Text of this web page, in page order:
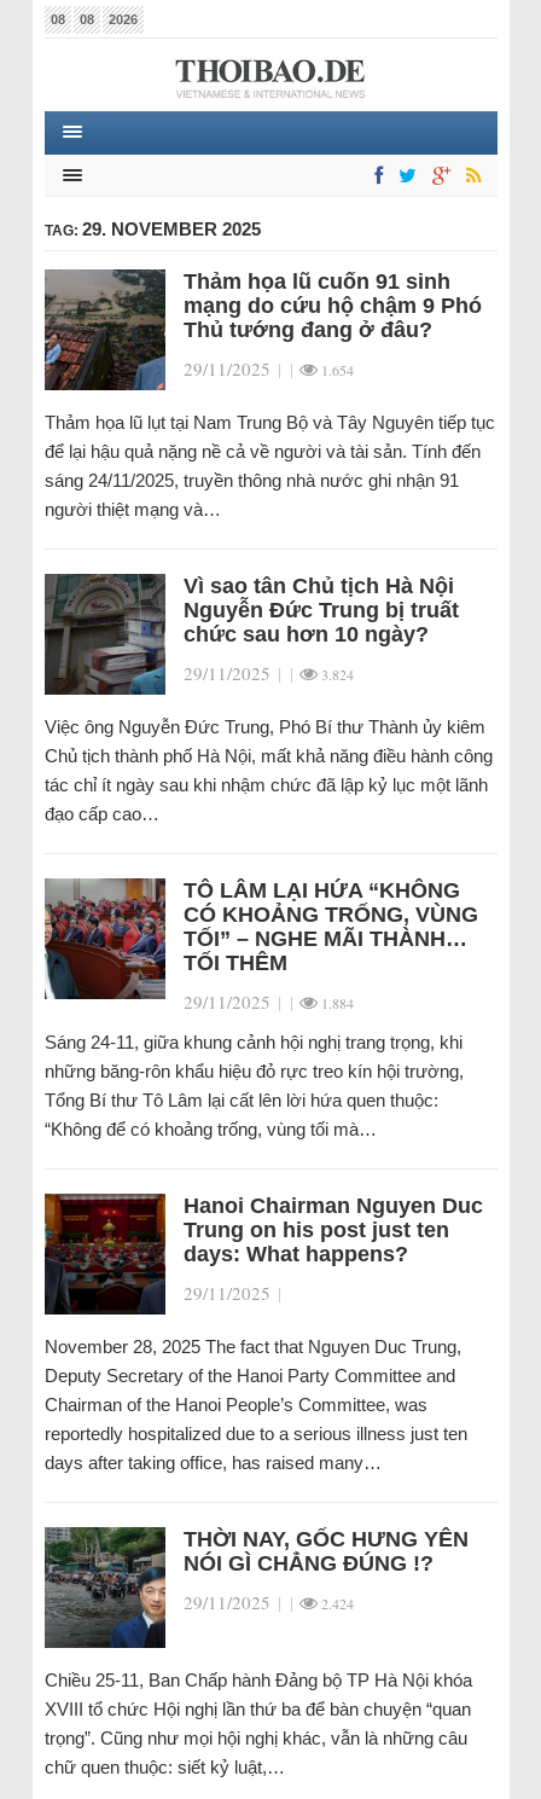
08 08 2026
TAG: 29. NOVEMBER 2025
Thảm họa lũ cuốn 91 sinh
mạng do cứu hộ chậm 9 Phó
Thủ tướng đang ở đâu?
29/11/2025 | | 1.654
Thảm họa lũ lụt tại Nam Trung Bộ và Tây Nguyên tiếp tục
để lại hậu quả nặng nề cả về người và tài sản. Tính đến
sáng 24/11/2025, truyền thông nhà nước ghi nhận 91
người thiệt mạng và…
Vì sao tân Chủ tịch Hà Nội
Nguyễn Đức Trung bị truất
chức sau hơn 10 ngày?
29/11/2025 | | 3.824
Việc ông Nguyễn Đức Trung, Phó Bí thư Thành ủy kiêm
Chủ tịch thành phố Hà Nội, mất khả năng điều hành công
tác chỉ ít ngày sau khi nhậm chức đã lập kỷ lục một lãnh
đạo cấp cao…
TÔ LÂM LẠI HỨA “KHÔNG
CÓ KHOẢNG TRỐNG, VÙNG
TỐI” – NGHE MÃI THÀNH…
TỐI THÊM
29/11/2025 | | 1.884
Sáng 24-11, giữa khung cảnh hội nghị trang trọng, khi
những băng-rôn khẩu hiệu đỏ rực treo kín hội trường,
Tổng Bí thư Tô Lâm lại cất lên lời hứa quen thuộc:
“Không để có khoảng trống, vùng tối mà…
Hanoi Chairman Nguyen Duc
Trung on his post just ten
days: What happens?
29/11/2025 |
November 28, 2025 The fact that Nguyen Duc Trung,
Deputy Secretary of the Hanoi Party Committee and
Chairman of the Hanoi People’s Committee, was
reportedly hospitalized due to a serious illness just ten
days after taking office, has raised many…
THỜI NAY, GỐC HƯNG YÊN
NÓI GÌ CHẲNG ĐÚNG !?
29/11/2025 | | 2.424
Chiều 25-11, Ban Chấp hành Đảng bộ TP Hà Nội khóa
XVIII tổ chức Hội nghị lần thứ ba để bàn chuyện “quan
trọng”. Cũng như mọi hội nghị khác, vẫn là những câu
chữ quen thuộc: siết kỷ luật,…